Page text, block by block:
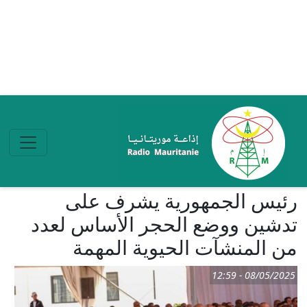
رئيس الجمهورية يشرف على
تدشين ووضع الحجر الأساس لعدد
من المنشآت الحيوية المهمة
08/05/2025 - 12:59